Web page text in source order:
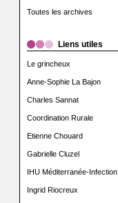
Toutes les archives
Liens utiles
Le grincheux
Anne-Sophie La Bajon
Charles Sannat
Coordination Rurale
Etienne Chouard
Gabrielle Cluzel
IHU Méditerranée-Infection
Ingrid Riocreux